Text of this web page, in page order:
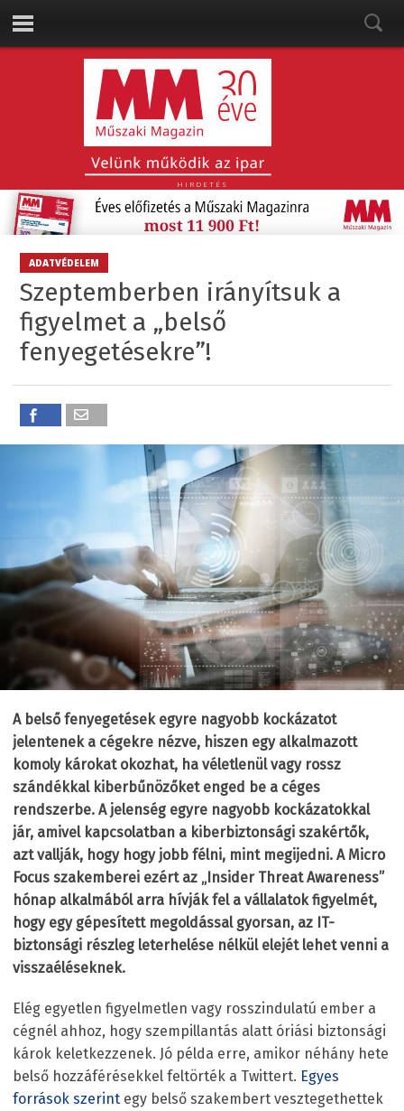
HIRDETÉS
ADATVÉDELEM
Szeptemberben irányítsuk a
figyelmet a „belső
fenyegetésekre”!
A belső fenyegetések egyre nagyobb kockázatot
jelentenek a cégekre nézve, hiszen egy alkalmazott
komoly károkat okozhat, ha véletlenül vagy rossz
szándékkal kiberbűnözőket enged be a céges
rendszerbe. A jelenség egyre nagyobb kockázatokkal
jár, amivel kapcsolatban a kiberbiztonsági szakértők,
azt vallják, hogy hogy jobb félni, mint megijedni. A Micro
Focus szakemberei ezért az „Insider Threat Awareness”
hónap alkalmából arra hívják fel a vállalatok figyelmét,
hogy egy gépesített megoldással gyorsan, az IT-
biztonsági részleg leterhelése nélkül elejét lehet venni a
visszaéléseknek.
Elég egyetlen figyelmetlen vagy rosszindulatú ember a
cégnél ahhoz, hogy szempillantás alatt óriási biztonsági
károk keletkezzenek. Jó példa erre, amikor néhány hete
belső hozzáférésekkel feltörték a Twittert. Egyes
források szerint egy belső szakembert vesztegethettek